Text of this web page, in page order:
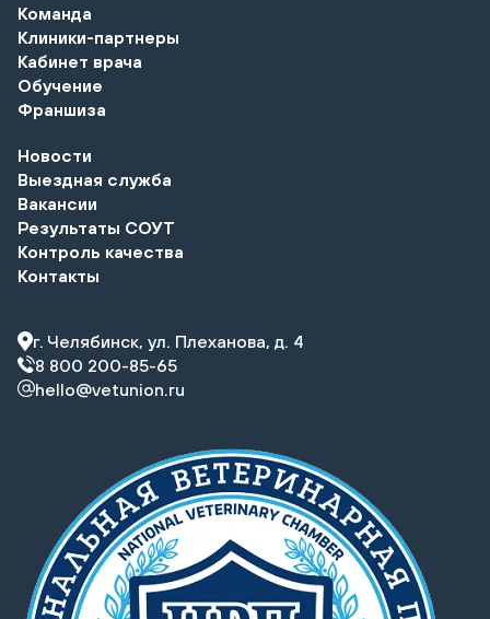
Команда
Клиники-партнеры
Кабинет врача
Обучение
Франшиза
Новости
Выездная служба
Вакансии
Результаты СОУТ
Контроль качества
Контакты
г. Челябинск, ул. Плеханова, д. 4
8 800 200-85-65
hello@vetunion.ru